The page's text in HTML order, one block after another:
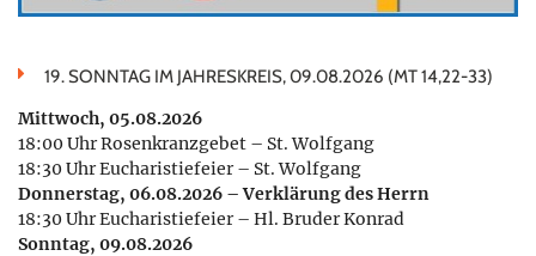
19. SONNTAG IM JAHRESKREIS, 09.08.2026 (MT 14,22-33)
Mittwoch, 05.08.2026
18:00 Uhr Rosenkranzgebet – St. Wolfgang
18:30 Uhr Eucharistiefeier – St. Wolfgang
Donnerstag, 06.08.2026 – Verklärung des Herrn
18:30 Uhr Eucharistiefeier – Hl. Bruder Konrad
Sonntag, 09.08.2026